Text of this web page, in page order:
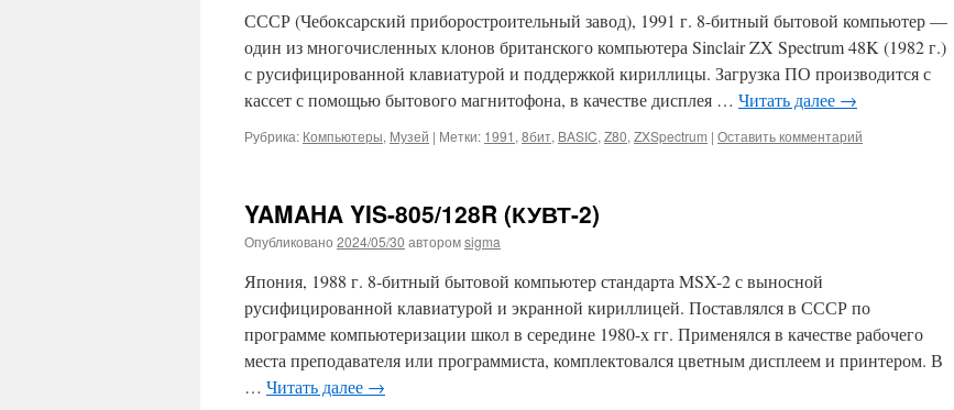
СССР (Чебоксарский приборостроительный завод), 1991 г. 8-битный бытовой компьютер —
один из многочисленных клонов британского компьютера Sinclair ZX Spectrum 48K (1982 г.)
с русифицированной клавиатурой и поддержкой кириллицы. Загрузка ПО производится с
кассет с помощью бытового магнитофона, в качестве дисплея … Читать далее →
Рубрика: Компьютеры, Музей | Метки: 1991 , 8бит, BASIC, Z80, ZXSpectrum | Оставить комментарий
YAMAHA YIS-805/128R (КУВТ-2)
Опубликовано 2024/05/30 авторомsigma
Япония, 1988 г. 8-битный бытовой компьютер стандарта MSX-2 с выносной
русифицированной клавиатурой и экранной кириллицей. Поставлялся в СССР по
программе компьютеризации школ в середине 1980-х гг. Применялся в качестве рабочего
места преподавателя или программиста, комплектовался цветным дисплеем и принтером. В
… Читать далее →